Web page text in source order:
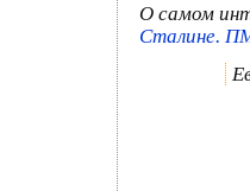
О самом
Сталине.